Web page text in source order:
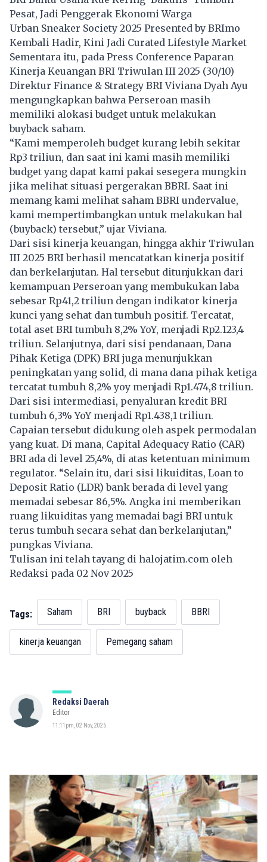
Pesat, Jadi Penggerak Ekonomi Warga
Urban Sneaker Society 2025 Presented by BRImo
Kembali Hadir, Kini Jadi Curated Lifestyle Market
Sementara itu, pada Press Conference Paparan
Kinerja Keuangan BRI Triwulan III 2025 (30/10)
Direktur Finance & Strategy BRI Viviana Dyah Ayu
mengungkapkan bahwa Perseroan masih
memiliki alokasi budget untuk melakukan
buyback saham.
“Kami memperoleh budget kurang lebih sekitar
Rp3 triliun, dan saat ini kami masih memiliki
budget yang dapat kami pakai sesegera mungkin
jika melihat situasi pergerakan BBRI. Saat ini
memang kami melihat saham BBRI undervalue,
kami mempertimbangkan untuk melakukan hal
(buyback) tersebut,” ujar Viviana.
Dari sisi kinerja keuangan, hingga akhir Triwulan
III 2025 BRI berhasil mencatatkan kinerja positif
dan berkelanjutan. Hal tersebut ditunjukkan dari
kemampuan Perseroan yang membukukan laba
sebesar Rp41,2 triliun dengan indikator kinerja
kunci yang sehat dan tumbuh positif. Tercatat,
total aset BRI tumbuh 8,2% YoY, menjadi Rp2.123,4
triliun. Selanjutnya, dari sisi pendanaan, Dana
Pihak Ketiga (DPK) BRI juga menunjukkan
peningkatan yang solid, di mana dana pihak ketiga
tercatat tumbuh 8,2% yoy menjadi Rp1.474,8 triliun.
Dari sisi intermediasi, penyaluran kredit BRI
tumbuh 6,3% YoY menjadi Rp1.438,1 triliun.
Capaian tersebut didukung oleh aspek permodalan
yang kuat. Di mana, Capital Adequacy Ratio (CAR)
BRI ada di level 25,4%, di atas ketentuan minimum
regulator. “Selain itu, dari sisi likuiditas, Loan to
Deposit Ratio (LDR) bank berada di level yang
memadai sebesar 86,5%. Angka ini memberikan
ruang likuiditas yang memadai bagi BRI untuk
terus tumbuh secara sehat dan berkelanjutan,”
pungkas Viviana.
Tulisan ini telah tayang di halojatim.com oleh
Redaksi pada 02 Nov 2025
Tags: Saham BRI buyback BBRI
kinerja keuangan Pemegang saham
Redaksi Daerah
Editor
11:11pm, 02 Nov, 2025